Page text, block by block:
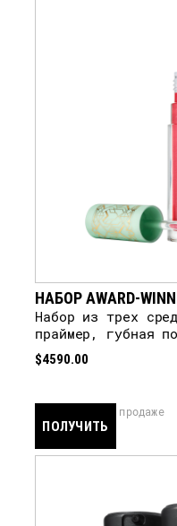
НАБОР AWARD-
Набор из трех средств для макияжа губ,
праймер, губная
$4590.00
ПОЛУЧИТЬ
скоро в продаже